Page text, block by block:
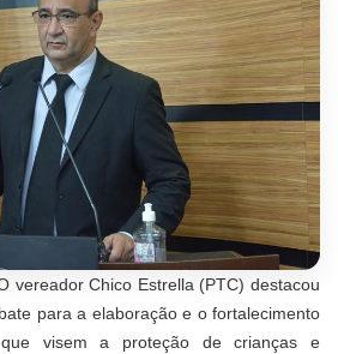
vereador Chico Estrella (PTC) destacou
para a elaboração e o fortalecimento
visem a proteção de crianças e